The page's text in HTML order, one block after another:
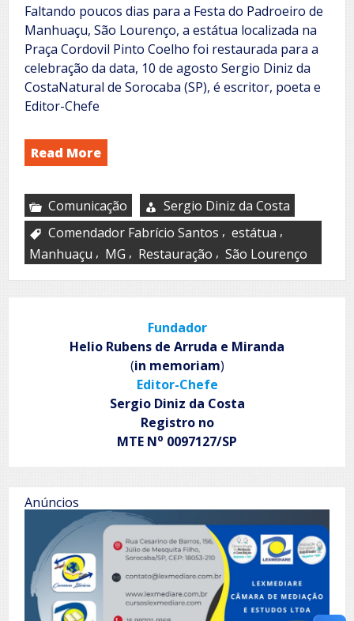
Faltando poucos dias para a Festa do Padroeiro de
Manhuaçu, São Lourenço, a estátua localizada na
Praça Cordovil Pinto Coelho foi restaurada para a
celebração da data, 10 de agosto Sergio Diniz da
CostaNatural de Sorocaba (SP), é escritor, poeta e
Editor-Chefe
Read More
Comunicação
Sergio Diniz da Costa
Comendador Fabrício Santos , estátua ,
Manhuaçu , MG , Restauração , São Lourenço
Fundador
Helio Rubens de Arruda e Miranda
(in memoriam)
Editor-Chefe
Sergio Diniz da Costa
Registro no
MTE No 0097127/SP
Anúncios